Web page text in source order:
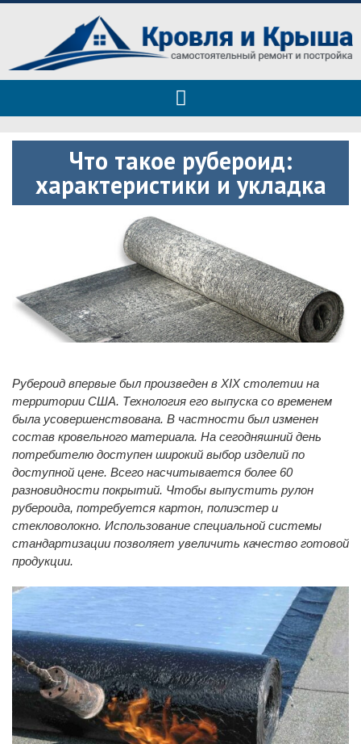
Roof tops — только полезные
советы
Полезные советы при строительстве дома и ремонте
Что такое рубероид:
характеристики и укладка
Рубероид впервые был произведен в XIX столетии на
территории США. Технология его выпуска со временем
была усовершенствована. В частности был изменен
состав кровельного материала. На сегодняшний день
потребителю доступен широкий выбор изделий по
доступной цене. Всего насчитывается более 60
разновидности покрытий. Чтобы выпустить рулон
рубероида, потребуется картон, полиэстер и
стекловолокно. Использование специальной системы
стандартизации позволяет увеличить качество готовой
продукции.